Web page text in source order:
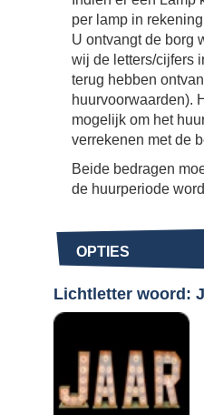
per lamp in
U ontvangt de borg
wij de letters/cijfers
terug hebben
huurvoorwaarden).
mogelijk om het
verrekenen met de
Beide bedragen
de huurperiode
OPTIES
Lichtletter woord: